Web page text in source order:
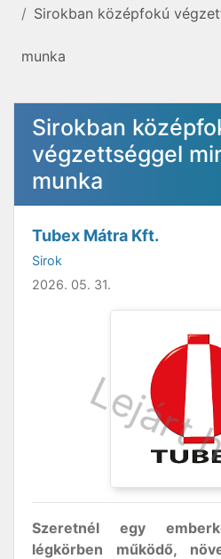
Sirokban középfokú
munka
Sirokban
végzettséggel
munka
Tubex Mátra Kft.
Sirok
2026. 05. 31.
Szeretnél egy
légkörben működő,